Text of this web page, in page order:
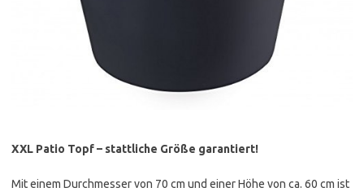
XXL Patio Topf – stattliche Größe garantiert!
Mit einem Durchmesser von 70 cm und einer Höhe von ca. 60 cm ist